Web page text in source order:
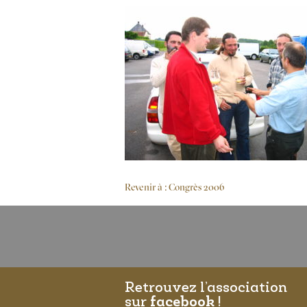
Revenir à : Congrès 2006
Retrouvez l’association
sur facebook !